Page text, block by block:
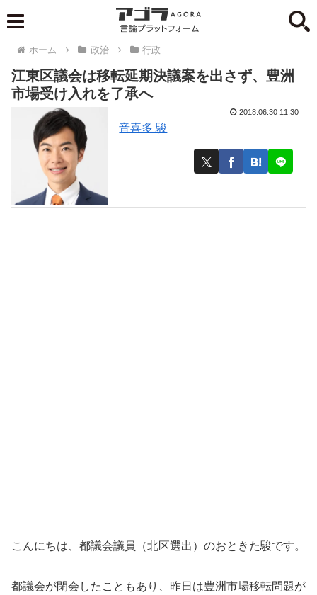
ホーム 政治 行政
江東区議会は移転延期決議案を出さず、豊洲
市場受け入れを了承へ
音喜多 駿
2018.06.30 11:30
こんにちは、都議会議員（北区選出）のおときた駿です。
都議会が閉会したこともあり、昨日は豊洲市場移転問題が